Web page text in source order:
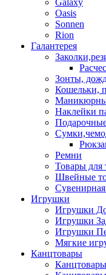
Galaxy
Oasis
Sonnen
Rion
Галантерея
Зонты,
Кошельки,
Наклейки
Ремни
Товары для
Швейные
Игрушки
Игрушки
Игрушки
Игрушки
Мягкие
Канцтовары